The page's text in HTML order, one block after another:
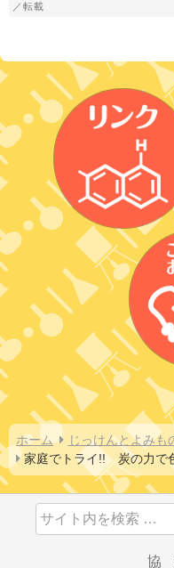
／転載
ホーム じっけんとよみも
家庭でトライ!!　炭の力で